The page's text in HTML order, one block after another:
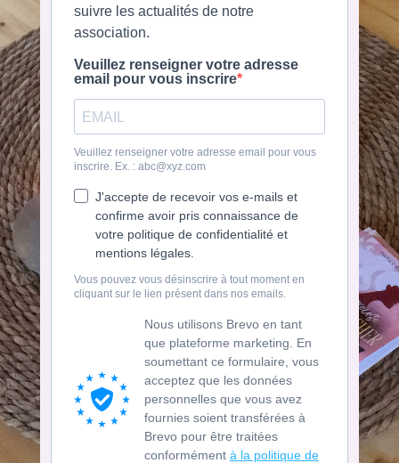
suivre les actualités de notre
association.
Veuillez renseigner votre adresse
email pour vous inscrire
Veuillez renseigner votre adresse email pour vous
inscrire. Ex. : abc@xyz.com
J'accepte de recevoir vos e-mails et
confirme avoir pris connaissance de
votre politique de confidentialité et
mentions légales.
Vous pouvez vous désinscrire à tout moment en
cliquant sur le lien présent dans nos emails.
Nous utilisons Brevo en tant
que plateforme marketing. En
soumettant ce formulaire, vous
acceptez que les données
personnelles que vous avez
fournies soient transférées à
Brevo pour être traitées
conformément à la politique de